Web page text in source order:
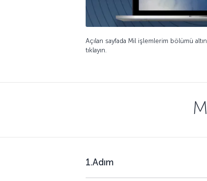
Açılan sayfada Mil işlemlerim bölümü
tıklayın.
1.Adım